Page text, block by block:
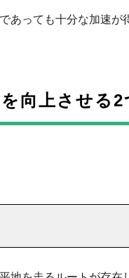
あっても十分な加速が
向上させる2